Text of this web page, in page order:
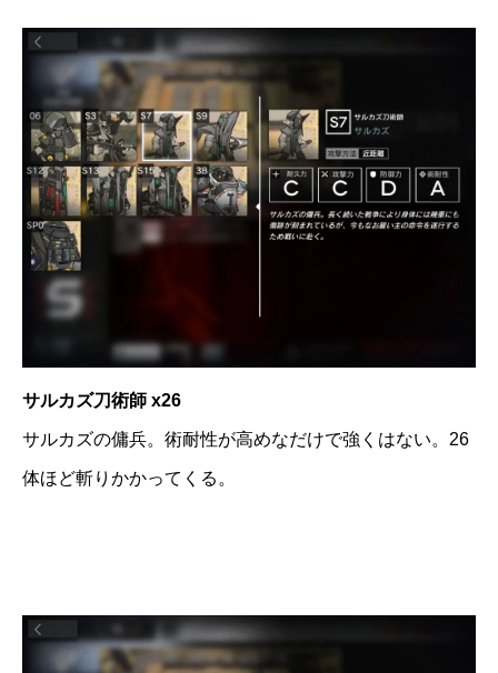
サルカズ刀術師 x26
サルカズの傭兵。術耐性が高めなだけで強くはない。26
体ほど斬りかかってくる。